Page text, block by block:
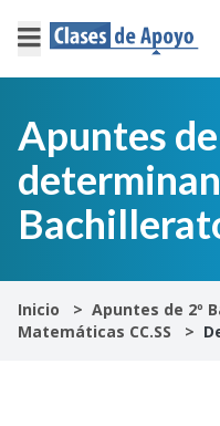
×
Iniciar
sesión
E.S.O
Apuntes de
Inicio
Apuntes de 2º
Matemáticas CC.SS